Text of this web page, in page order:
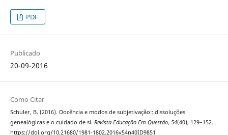
PDF
Publicado
20-09-2016
Como Citar
Schuler, B. (2016). Docência e modos de subjetivação:: dissoluções
genealógicas e o cuidado de si. Revista Educação Em Questão, 54(40), 129–152.
https://doi.org/10.21680/1981-1802.2016v54n40ID9851